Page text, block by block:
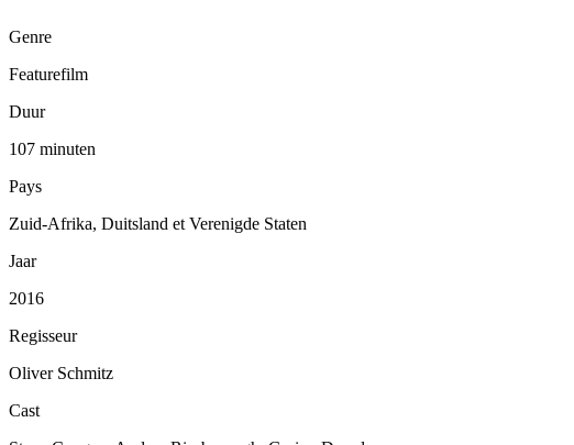
Genre
Featurefilm
Duur
107 minuten
Pays
Zuid-Afrika, Duitsland et Verenigde Staten
Jaar
2016
Regisseur
Oliver Schmitz
Cast